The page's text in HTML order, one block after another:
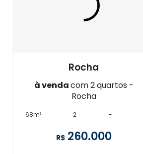
Rocha
à vendacom 2 quartos -
Rocha
68m² 2 -
R$ 260.000